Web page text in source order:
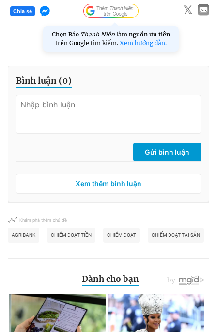
Chia sẻ
Chọn Báo Thanh Niên làm nguồn ưu tiên
trên Google tìm kiếm. Xem hướng dẫn.
Bình luận (0)
Gửi bình luận
Xem thêm bình luận
Khám phá thêm chủ đề
AGRIBANK CHIẾM ĐOẠT TIỀN CHIẾM ĐOẠT CHIẾM ĐOẠT TÀI SẢN